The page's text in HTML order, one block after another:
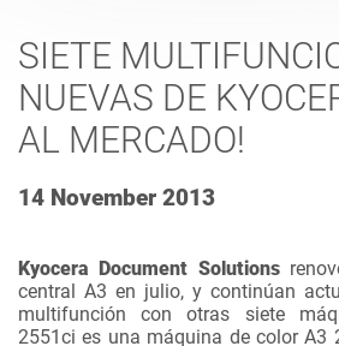
SIETE
NUEVAS DE
AL MERCADO!
14 November 2013
Kyocera Document Solutions
central A3 en julio, y continúan
multifunción con otras siete
2551ci es una máquina de color A3